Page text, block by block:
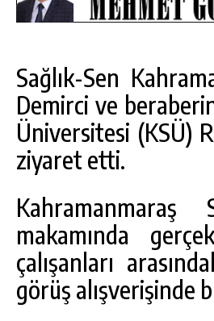
Sağlık-Sen
Demirci ve
Üniversitesi (KSÜ)
ziyaret etti.
makamında
çalışanları
görüş alışverişinde
GÖKSUN HAFIZLIK KIZ
ÖĞRENCILERINE